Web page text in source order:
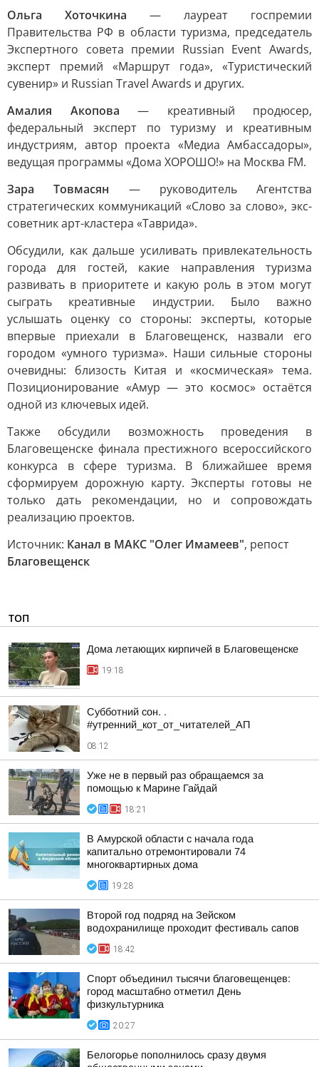
Ольга Хоточкина — лауреат госпремии
Правительства РФ в области туризма, председатель
Экспертного совета премии Russian Event Awards,
эксперт премий «Маршрут года», «Туристический
сувенир» и Russian Travel Awards и других.
Амалия Акопова — креативный продюсер,
федеральный эксперт по туризму и креативным
индустриям, автор проекта «Медиа Амбассадоры»,
ведущая программы «Дома ХОРОШО!» на Москва FM.
Зара Товмасян — руководитель Агентства
стратегических коммуникаций «Слово за слово», экс-
советник арт-кластера «Таврида».
Обсудили, как дальше усиливать привлекательность
города для гостей, какие направления туризма
развивать в приоритете и какую роль в этом могут
сыграть креативные индустрии. Было важно
услышать оценку со стороны: эксперты, которые
впервые приехали в Благовещенск, назвали его
городом «умного туризма». Наши сильные стороны
очевидны: близость Китая и «космическая» тема.
Позиционирование «Амур — это космос» остаётся
одной из ключевых идей.
Также обсудили возможность проведения в
Благовещенске финала престижного всероссийского
конкурса в сфере туризма. В ближайшее время
сформируем дорожную карту. Эксперты готовы не
только дать рекомендации, но и сопровождать
реализацию проектов.
Источник: Канал в МАКС "Олег Имамеев", репост
Благовещенск
ТОП
Дома летающих кирпичей в Благовещенске
19:18
Субботний сон. .
#утренний_кот_от_читателей_АП
08:12
Уже не в первый раз обращаемся за
помощью к Марине Гайдай
18:21
В Амурской области с начала года
капитально отремонтировали 74
многоквартирных дома
19:28
Второй год подряд на Зейском
водохранилище проходит фестиваль сапов
18:42
Спорт объединил тысячи благовещенцев:
город масштабно отметил День
физкультурника
20:27
Белогорье пополнилось сразу двумя